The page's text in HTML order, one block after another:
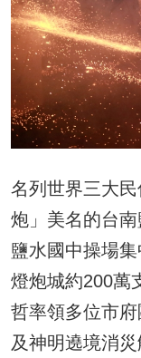
名列世界三大
炮」美名的台
鹽水國中操場
燈炮城約200萬
哲率領多位市
及神明遶境消